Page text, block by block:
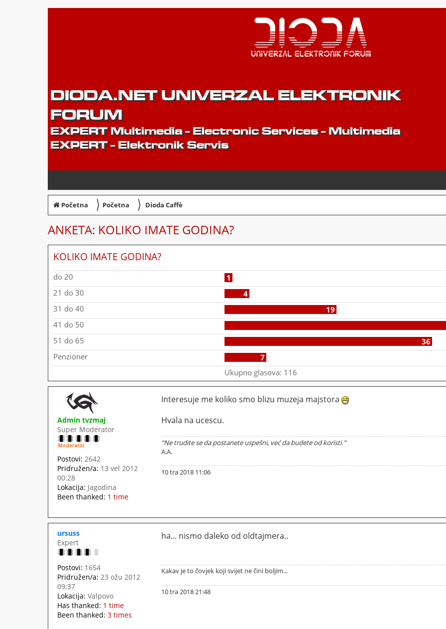
DIODA.NET UNIVERZAL ELEKTRONIK
FORUM
EXPERT Multimedia - Electronic Services - Multimedia
EXPERT - Elektronik Servis
Početna 〉 Početna 〉 Dioda Caffè
ANKETA: KOLIKO IMATE GODINA?
KOLIKO IMATE GODINA?
do 20 1
21 do 30
4
31 do 40
19
41 do 50
51 do 65
36
Penzioner
7
Ukupno glasova: 116
Admin tvzmaj
Super Moderator
Postovi: 2642
Pridružen/a: 13 vel 2012
00:28
Lokacija: Jagodina
Been thanked: 1 time
Interesuje me koliko smo blizu muzeja majstora
Hvala na ucescu.
“Ne trudite se da postanete uspešni, već da budete od koristi.”
A.A.
10 tra 2018 11:06
ursuss
Expert
Postovi: 1654
Pridružen/a: 23 ožu 2012
09:37
Lokacija: Valpovo
Has thanked: 1 time
Been thanked: 3 times
ha... nismo daleko od oldtajmera..
Kakav je to čovjek koji svijet ne čini boljim...
10 tra 2018 21:48